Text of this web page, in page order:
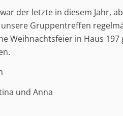
der letzte in diesem Jahr,
Gruppentreffen
Weihnachtsfeier in Haus
und Anna
26.